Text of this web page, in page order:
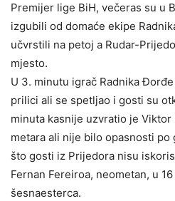
Premijer lige BiH, večeras su u
izgubili od domaće ekipe
učvrstili na petoj a Rudar-
mjesto.
U 3. minutu igrač Radnika
prilici ali se spetljao i gosti su
minuta kasnije uzvratio je
metara ali nije bilo opasnosti po
što gosti iz Prijedora nisu
Fernan Fereiroa, neometan, u
šesnaesterca.